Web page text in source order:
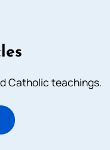
Catholic teachings.